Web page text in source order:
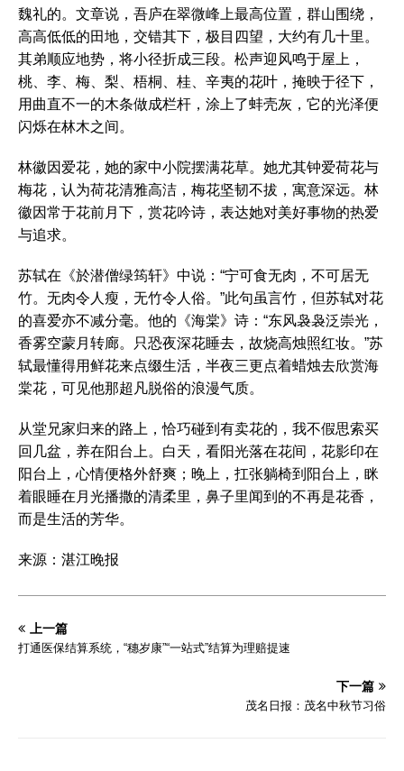
魏礼的。文章说，吾庐在翠微峰上最高位置，群山围绕，
高高低低的田地，交错其下，极目四望，大约有几十里。
其弟顺应地势，将小径折成三段。松声迎风鸣于屋上，
桃、李、梅、梨、梧桐、桂、辛夷的花叶，掩映于径下，
用曲直不一的木条做成栏杆，涂上了蚌壳灰，它的光泽便
闪烁在林木之间。
林徽因爱花，她的家中小院摆满花草。她尤其钟爱荷花与
梅花，认为荷花清雅高洁，梅花坚韧不拔，寓意深远。林
徽因常于花前月下，赏花吟诗，表达她对美好事物的热爱
与追求。
苏轼在《於潜僧绿筠轩》中说：“宁可食无肉，不可居无
竹。无肉令人瘦，无竹令人俗。”此句虽言竹，但苏轼对花
的喜爱亦不减分毫。他的《海棠》诗：“东风袅袅泛崇光，
香雾空蒙月转廊。只恐夜深花睡去，故烧高烛照红妆。”苏
轼最懂得用鲜花来点缀生活，半夜三更点着蜡烛去欣赏海
棠花，可见他那超凡脱俗的浪漫气质。
从堂兄家归来的路上，恰巧碰到有卖花的，我不假思索买
回几盆，养在阳台上。白天，看阳光落在花间，花影印在
阳台上，心情便格外舒爽；晚上，扛张躺椅到阳台上，眯
着眼睡在月光播撒的清柔里，鼻子里闻到的不再是花香，
而是生活的芳华。
来源：湛江晚报
上一篇
打通医保结算系统，“穗岁康”“一站式”结算为理赔提速
下一篇
茂名日报：茂名中秋节习俗